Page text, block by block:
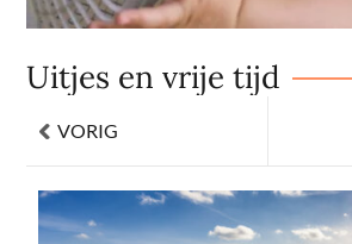
Uitjes en vrije tijd
VORIG